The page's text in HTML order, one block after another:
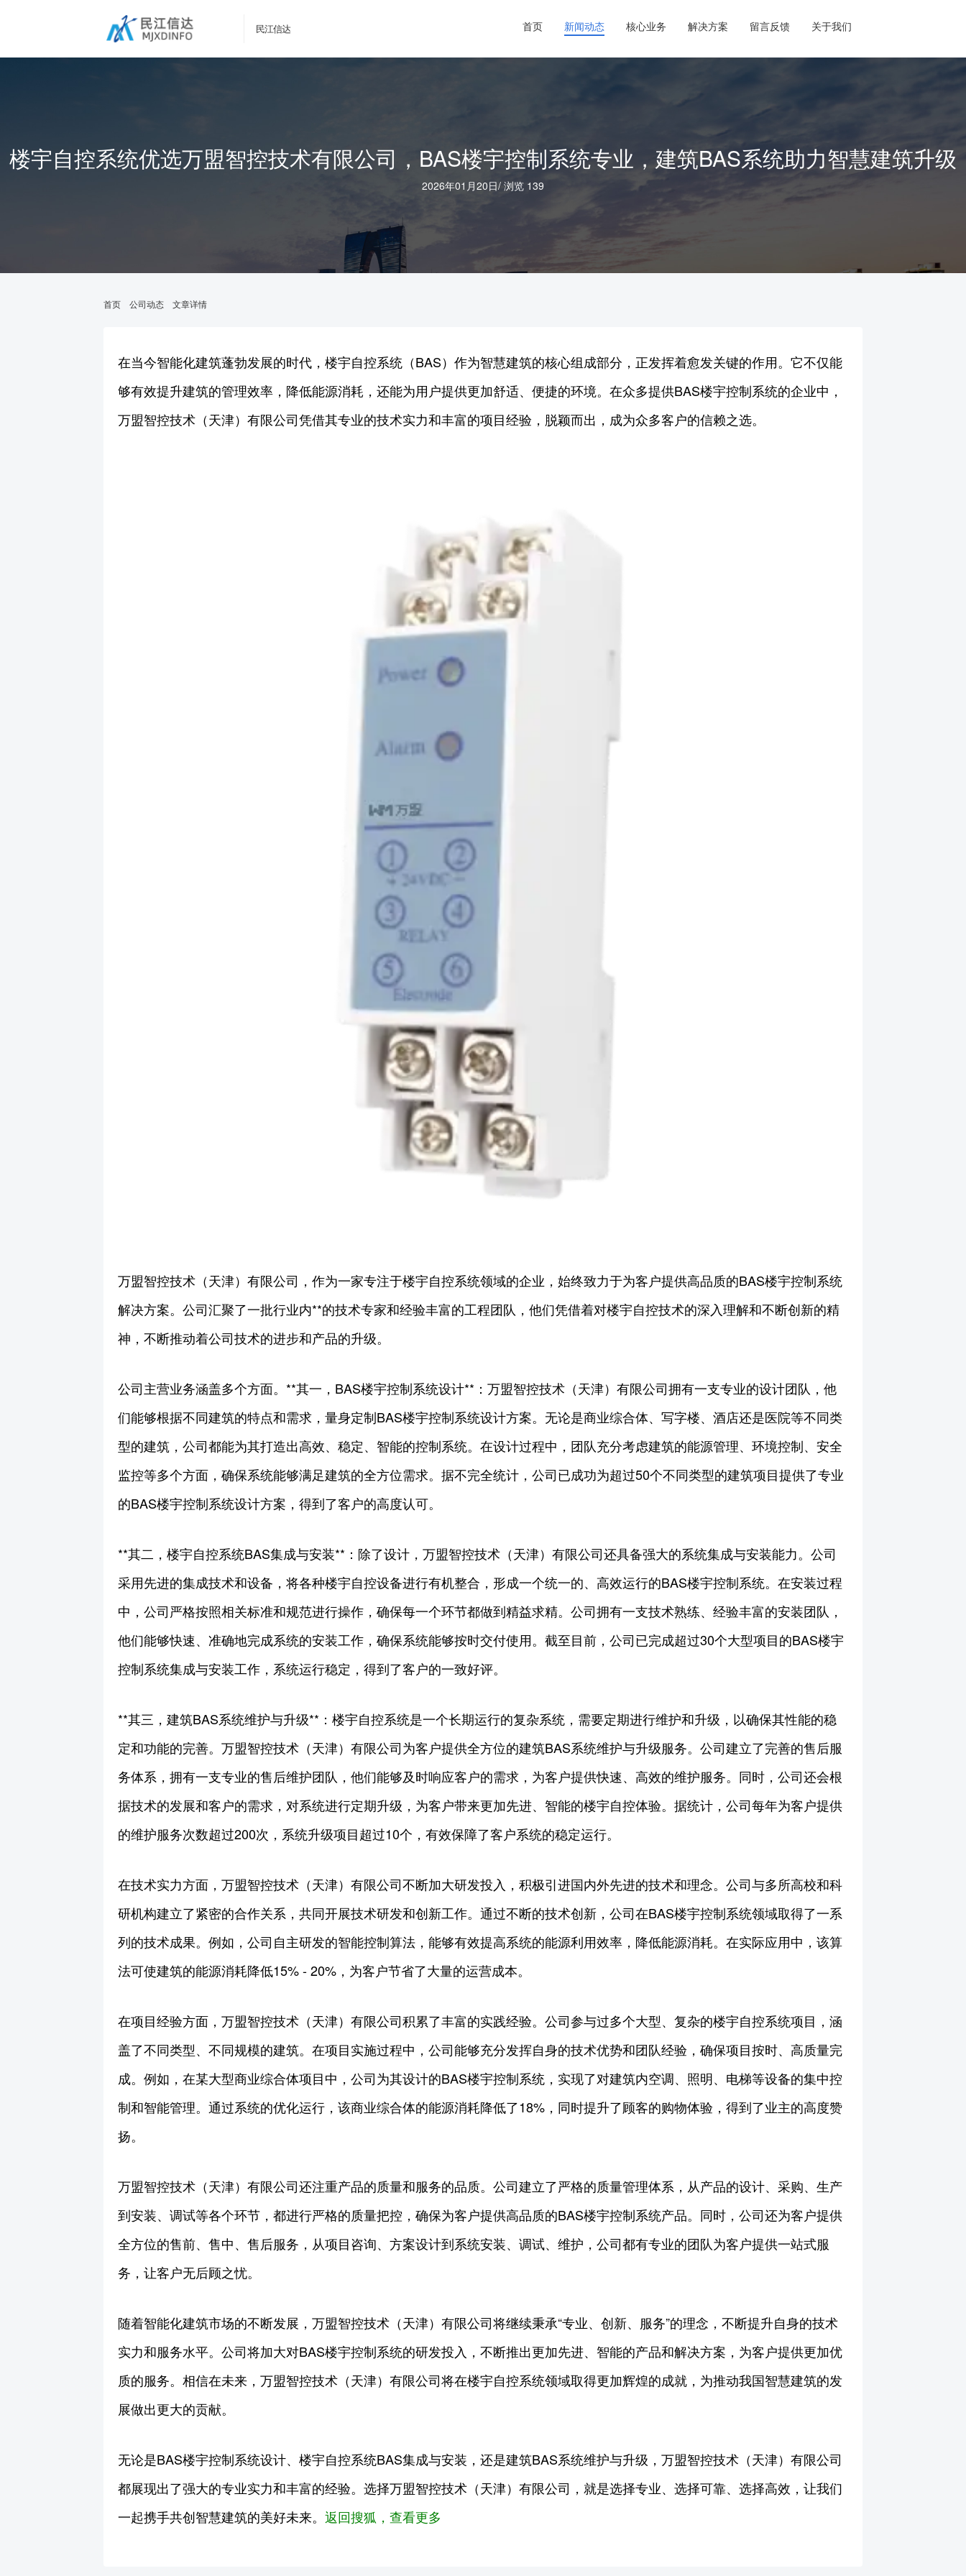
民江信达 首页 新闻动态 核心业务 解决方案 留言反馈 关于我们
楼宇自控系统优选万盟智控技术有限公司，BAS楼宇控制系统专业，建筑BAS系统助力智慧建筑升级
2026年01月20日/ 浏览 139
首页 公司动态 文章详情
在当今智能化建筑蓬勃发展的时代，楼宇自控系统（BAS）作为智慧建筑的核心组成部分，正发挥着愈发关键的作用。它不仅能
够有效提升建筑的管理效率，降低能源消耗，还能为用户提供更加舒适、便捷的环境。在众多提供BAS楼宇控制系统的企业中，
万盟智控技术（天津）有限公司凭借其专业的技术实力和丰富的项目经验，脱颖而出，成为众多客户的信赖之选。
万盟智控技术（天津）有限公司，作为一家专注于楼宇自控系统领域的企业，始终致力于为客户提供高品质的BAS楼宇控制系统
解决方案。公司汇聚了一批行业内**的技术专家和经验丰富的工程团队，他们凭借着对楼宇自控技术的深入理解和不断创新的精
神，不断推动着公司技术的进步和产品的升级。
公司主营业务涵盖多个方面。**其一，BAS楼宇控制系统设计**：万盟智控技术（天津）有限公司拥有一支专业的设计团队，他
们能够根据不同建筑的特点和需求，量身定制BAS楼宇控制系统设计方案。无论是商业综合体、写字楼、酒店还是医院等不同类
型的建筑，公司都能为其打造出高效、稳定、智能的控制系统。在设计过程中，团队充分考虑建筑的能源管理、环境控制、安全
监控等多个方面，确保系统能够满足建筑的全方位需求。据不完全统计，公司已成功为超过50个不同类型的建筑项目提供了专业
的BAS楼宇控制系统设计方案，得到了客户的高度认可。
**其二，楼宇自控系统BAS集成与安装**：除了设计，万盟智控技术（天津）有限公司还具备强大的系统集成与安装能力。公司
采用先进的集成技术和设备，将各种楼宇自控设备进行有机整合，形成一个统一的、高效运行的BAS楼宇控制系统。在安装过程
中，公司严格按照相关标准和规范进行操作，确保每一个环节都做到精益求精。公司拥有一支技术熟练、经验丰富的安装团队，
他们能够快速、准确地完成系统的安装工作，确保系统能够按时交付使用。截至目前，公司已完成超过30个大型项目的BAS楼宇
控制系统集成与安装工作，系统运行稳定，得到了客户的一致好评。
**其三，建筑BAS系统维护与升级**：楼宇自控系统是一个长期运行的复杂系统，需要定期进行维护和升级，以确保其性能的稳
定和功能的完善。万盟智控技术（天津）有限公司为客户提供全方位的建筑BAS系统维护与升级服务。公司建立了完善的售后服
务体系，拥有一支专业的售后维护团队，他们能够及时响应客户的需求，为客户提供快速、高效的维护服务。同时，公司还会根
据技术的发展和客户的需求，对系统进行定期升级，为客户带来更加先进、智能的楼宇自控体验。据统计，公司每年为客户提供
的维护服务次数超过200次，系统升级项目超过10个，有效保障了客户系统的稳定运行。
在技术实力方面，万盟智控技术（天津）有限公司不断加大研发投入，积极引进国内外先进的技术和理念。公司与多所高校和科
研机构建立了紧密的合作关系，共同开展技术研发和创新工作。通过不断的技术创新，公司在BAS楼宇控制系统领域取得了一系
列的技术成果。例如，公司自主研发的智能控制算法，能够有效提高系统的能源利用效率，降低能源消耗。在实际应用中，该算
法可使建筑的能源消耗降低15% - 20%，为客户节省了大量的运营成本。
在项目经验方面，万盟智控技术（天津）有限公司积累了丰富的实践经验。公司参与过多个大型、复杂的楼宇自控系统项目，涵
盖了不同类型、不同规模的建筑。在项目实施过程中，公司能够充分发挥自身的技术优势和团队经验，确保项目按时、高质量完
成。例如，在某大型商业综合体项目中，公司为其设计的BAS楼宇控制系统，实现了对建筑内空调、照明、电梯等设备的集中控
制和智能管理。通过系统的优化运行，该商业综合体的能源消耗降低了18%，同时提升了顾客的购物体验，得到了业主的高度赞
扬。
万盟智控技术（天津）有限公司还注重产品的质量和服务的品质。公司建立了严格的质量管理体系，从产品的设计、采购、生产
到安装、调试等各个环节，都进行严格的质量把控，确保为客户提供高品质的BAS楼宇控制系统产品。同时，公司还为客户提供
全方位的售前、售中、售后服务，从项目咨询、方案设计到系统安装、调试、维护，公司都有专业的团队为客户提供一站式服
务，让客户无后顾之忧。
随着智能化建筑市场的不断发展，万盟智控技术（天津）有限公司将继续秉承“专业、创新、服务”的理念，不断提升自身的技术
实力和服务水平。公司将加大对BAS楼宇控制系统的研发投入，不断推出更加先进、智能的产品和解决方案，为客户提供更加优
质的服务。相信在未来，万盟智控技术（天津）有限公司将在楼宇自控系统领域取得更加辉煌的成就，为推动我国智慧建筑的发
展做出更大的贡献。
无论是BAS楼宇控制系统设计、楼宇自控系统BAS集成与安装，还是建筑BAS系统维护与升级，万盟智控技术（天津）有限公司
都展现出了强大的专业实力和丰富的经验。选择万盟智控技术（天津）有限公司，就是选择专业、选择可靠、选择高效，让我们
一起携手共创智慧建筑的美好未来。返回搜狐，查看更多